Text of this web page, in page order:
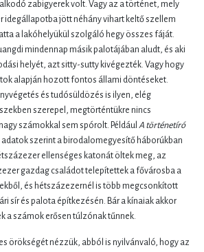
zabigyerek volt. Vagy az a történet, mely
idegállapotba jött néhány vihart keltő szellem
a lakóhelyükül szolgáló hegy összes fáját.
mindennap másik palotájában aludt, és aki
helyét, azt sitty-sutty kivégezték. Vagy hogy
alapján hozott fontos állami döntéseket.
és tudósüldözés is ilyen, elég
szerepel, megtörténtükre nincs
számokkal sem spórolt. Például A történetíró
adatok szerint a birodalomegyesítő háborúkban
ellenséges katonát öltek meg, az
gazdag családot telepítettek a fővárosba a
és hétszázezernél is több megcsonkított
sír és palota építkezésén. Bár a kínaiak akkor
a számok erősen túlzónak tűnnek.
örökségét nézzük, abból is nyilvánvaló, hogy az